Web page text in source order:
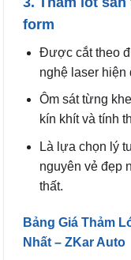
form
Được cắt theo
nghệ laser hiện
Ôm sát từng
kín khít và tính
Là lựa chọn lý
nguyên vẻ đẹp
thất.
Bảng Giá Thảm
Nhất – ZKar Auto